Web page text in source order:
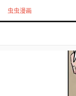
虫虫漫画